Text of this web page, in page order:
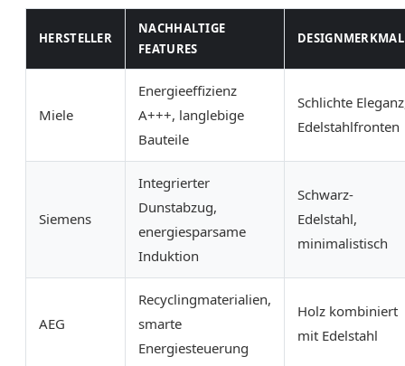
HERSTELLER
NACHHALTIGE
FEATURES
Miele
Energieeffizienz
A+++, langlebige
Bauteile
Schlichte
Edelstahlfronten
Siemens
Integrierter
Dunstabzug,
energiesparsame
Induktion
Schwarz-
Edelstahl,
minimalistisch
AEG
Recyclingmaterialien,
smarte
Energiesteuerung
Holz kombiniert
mit Edelstahl